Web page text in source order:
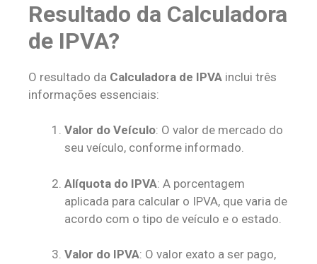
Resultado da Calculadora
de IPVA?
O resultado da Calculadora de IPVA inclui três
informações essenciais:
Valor do Veículo: O valor de mercado do
seu veículo, conforme informado.
Alíquota do IPVA: A porcentagem
aplicada para calcular o IPVA, que varia de
acordo com o tipo de veículo e o estado.
Valor do IPVA: O valor exato a ser pago,